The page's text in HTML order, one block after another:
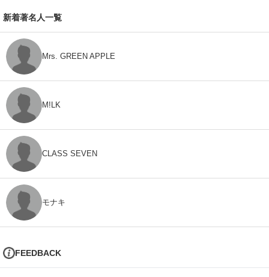
新着著名人一覧
Mrs. GREEN APPLE
M!LK
CLASS SEVEN
モナキ
FEEDBACK